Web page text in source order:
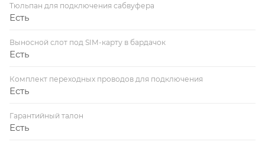
Тюльпан для подключения сабвуфера
Есть
Выносной слот под SIM-карту в бардачок
Есть
Комплект переходных проводов для подключения
Есть
Гарантийный талон
Есть